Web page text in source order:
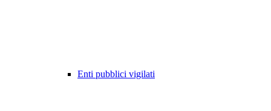
Enti pubblici vigilati